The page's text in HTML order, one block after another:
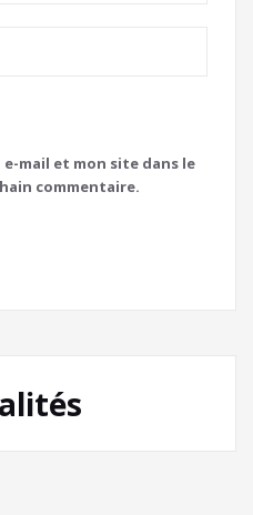
mail et mon site dans le
commentaire.